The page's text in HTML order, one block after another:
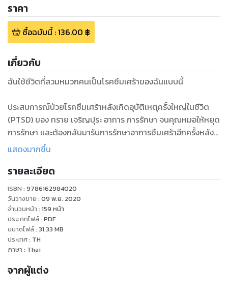
ราคา
ซื้อฉบับนี้:136.00 ฿
เกี่ยวกับ
ฉันใช้ชีวิตที่สวมหมวกคนเป็นโรคซึมเศร้าของฉันแบบนี้
ประสบการณ์ป่วยโรคซึมเศร้าหลังเกิดอุบัติเหตุครั้งใหญ่ในชีวิต
(PTSD) ของ ทราย เจริญปุระ อาการ การรักษา จนคุณหมอให้หยุด
การรักษา และต้องกลับมารับการรักษาอาการซึมเศร้าอีกครั้งหลัง
จากคุณแม่มีอาการป่วยด้วยโรคสมองเสื่อม วิธีการรับมือกับอาการ
เองกับคนรอบตัว และประสบการณ์ส่งคุณแม่เข้าแอดมิตที่โรง
พยาบาลถึงสองครั้ง
วิธีการเล่าเรื่องที่สนุก ถึงแม้จะเป็นเรื่องของโรคซึมเศร้า แต่ก็อ่าน
ได้อย่างดำดิ่งจนอยากส่งกำลังใจให้คนที่ประสบกับโรคนี้ไปด้วย
"สามวันดี สี่วันเศร้า" เล่มนี้ เป็นหนังสือที่ทำให้เราเข้าใจโรคซึมเศร้า
ฉบับสนุก อ่านง่าย และได้แง่มุม
แสดงมากขึ้น
รายละเอียด
ISBN : 9786162984020
วันวางขาย : 09 พ.ย. 2020
จำนวนหน้า : 159 หน้า
ประเภทไฟล์: PDF
ขนาดไฟล์: 31.33 MB
ประเทศ: TH
ภาษา : Thai
จากผู้แต่ง